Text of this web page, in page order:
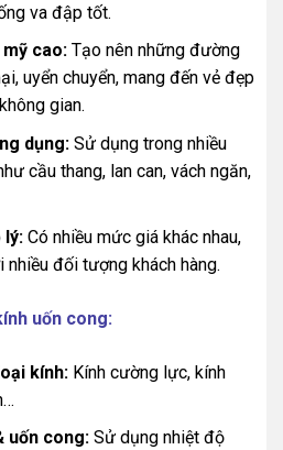
va đập tốt.
cao:Tạo nên những đường
uyển chuyển, mang đến vẻ đẹp
gian.
dụng:Sử dụng trong nhiều
cầu thang, lan can, vách ngăn,
lý:Có nhiều mức giá khác nhau,
nhiều đối tượng khách hàng.
uốn cong:
kính:Kính cường lực, kính
uốn cong:Sử dụng nhiệt độ